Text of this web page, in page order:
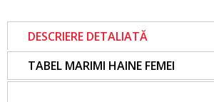
DESCRIERE DETALIATĂ
TABEL MARIMI HAINE FEMEI